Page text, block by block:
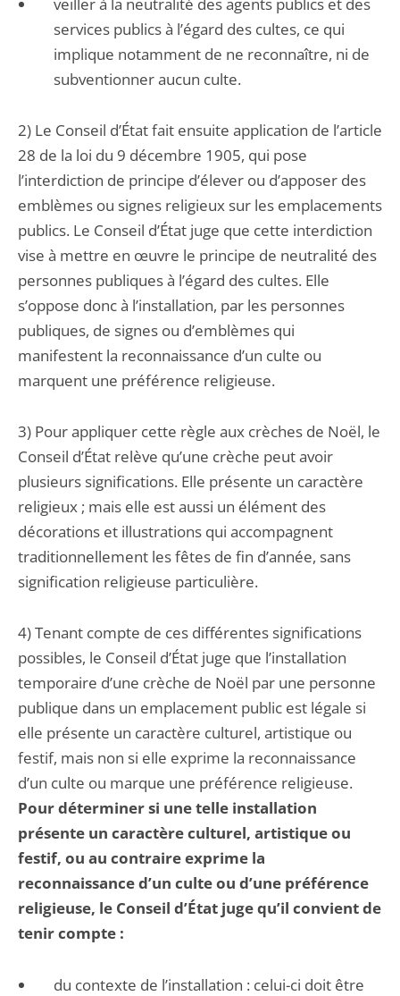
services publics à l’égard des cultes, ce qui
implique notamment de ne reconnaître, ni de
subventionner aucun culte.
2) Le Conseil d’État fait ensuite application de l’article
28 de la loi du 9 décembre 1905, qui pose
l’interdiction de principe d’élever ou d’apposer des
emblèmes ou signes religieux sur les emplacements
publics. Le Conseil d’État juge que cette interdiction
vise à mettre en œuvre le principe de neutralité des
personnes publiques à l’égard des cultes. Elle
s’oppose donc à l’installation, par les personnes
publiques, de signes ou d’emblèmes qui
manifestent la reconnaissance d’un culte ou
marquent une préférence religieuse.
3) Pour appliquer cette règle aux crèches de Noël, le
Conseil d’État relève qu’une crèche peut avoir
plusieurs significations. Elle présente un caractère
religieux ; mais elle est aussi un élément des
décorations et illustrations qui accompagnent
traditionnellement les fêtes de fin d’année, sans
signification religieuse particulière.
4) Tenant compte de ces différentes significations
possibles, le Conseil d’État juge que l’installation
temporaire d’une crèche de Noël par une personne
publique dans un emplacement public est légale si
elle présente un caractère culturel, artistique ou
festif, mais non si elle exprime la reconnaissance
d’un culte ou marque une préférence religieuse.
Pour déterminer si une telle installation
présente un caractère culturel, artistique ou
festif, ou au contraire exprime la
reconnaissance d’un culte ou d’une préférence
religieuse, le Conseil d’État juge qu’il convient de
tenir compte :
du contexte de l’installation : celui-ci doit être